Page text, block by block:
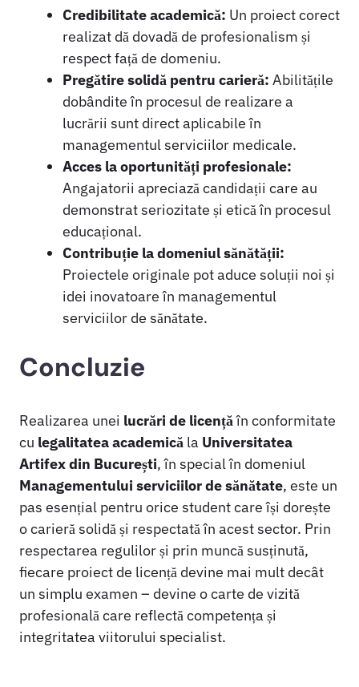
Credibilitate academică: Un proiect corect
realizat dă dovadă de profesionalism și
respect față de domeniu.
Pregătire solidă pentru carieră: Abilitățile
dobândite în procesul de realizare a
lucrării sunt direct aplicabile în
managementul serviciilor medicale.
Acces la oportunități profesionale:
Angajatorii apreciază candidații care au
demonstrat seriozitate și etică în procesul
educațional.
Contribuție la domeniul sănătății:
Proiectele originale pot aduce soluții noi și
idei inovatoare în managementul
serviciilor de sănătate.
Concluzie
Realizarea unei lucrări de licențăîn conformitate
cu legalitatea academică la Universitatea
Artifex din București, în special în domeniul
Managementului serviciilor de sănătate, este un
pas esențial pentru orice student care își dorește
o carieră solidă și respectată în acest sector. Prin
respectarea regulilor și prin muncă susținută,
fiecare proiect de licență devine mai mult decât
un simplu examen – devine o carte de vizită
profesională care reflectă competența și
integritatea viitorului specialist.